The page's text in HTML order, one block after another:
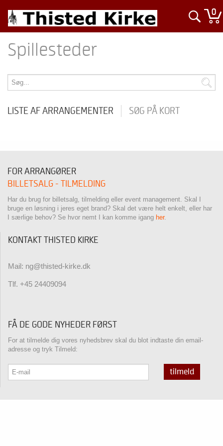
0
Spillesteder
LISTE AF ARRANGEMENTER SØG PÅ KORT
FOR ARRANGØRER
BILLETSALG - TILMELDING
Har du brug for billetsalg, tilmelding eller event management. Skal I
bruge en løsning i jeres eget brand? Skal det være helt enkelt, eller har
I særlige behov? Se hvor nemt I kan komme igang her.
KONTAKT THISTED KIRKE
Mail: ng@thisted-kirke.dk
Tlf. +45 24409094
FÅ DE GODE NYHEDER FØRST
For at tilmelde dig vores nyhedsbrev skal du blot indtaste din email-
adresse og tryk Tilmeld:
tilmeld